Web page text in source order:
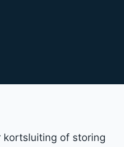
kortsluiting of storing